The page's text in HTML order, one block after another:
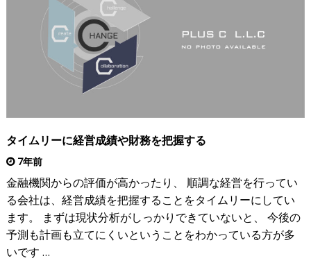
タイムリーに経営成績や財務を把握する
7年前
金融機関からの評価が高かったり、 順調な経営を行ってい
る会社は、経営成績を把握することをタイムリーにしてい
ます。 まずは現状分析がしっかりできていないと、 今後の
予測も計画も立てにくいということをわかっている方が多
いです …